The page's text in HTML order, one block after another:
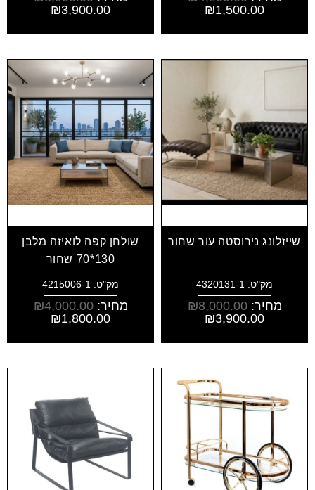
₪1,500.00
₪3,900.00
שייזלונג נירוסטה עור שחור
מק"ט: 4320131-1
מחיר: ₪8,000.00
₪3,900.00
שולחן קפה לואיזה מלבן
130*70 שחור
מק"ט: 4215006-1
מחיר: ₪4,000.00
₪1,800.00